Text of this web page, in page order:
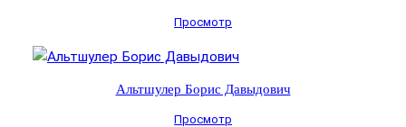
Просмотр
Альтшулер Борис Давыдович
Просмотр